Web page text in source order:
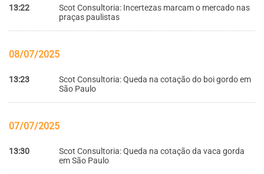
13:22
Scot Consultoria: Incertezas marcam o mercado nas
praças paulistas
08/07/2025
13:23
Scot Consultoria: Queda na cotação do boi gordo em
São Paulo
07/07/2025
13:30
Scot Consultoria: Queda na cotação da vaca gorda
em São Paulo